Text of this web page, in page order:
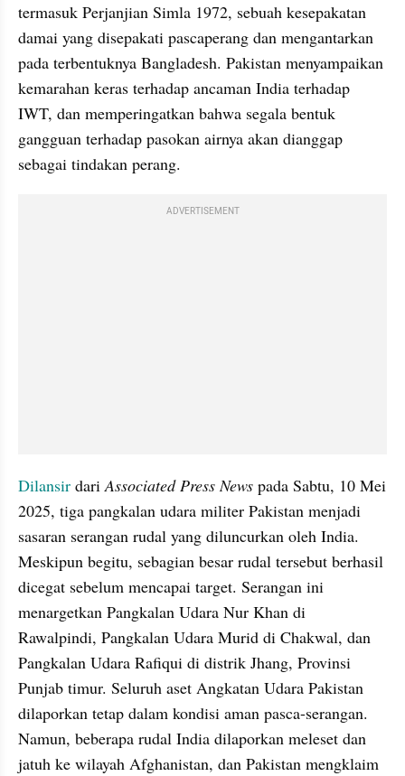
termasuk Perjanjian Simla 1972, sebuah kesepakatan
damai yang disepakati pascaperang dan mengantarkan
pada terbentuknya Bangladesh. Pakistan menyampaikan
kemarahan keras terhadap ancaman India terhadap
IWT, dan memperingatkan bahwa segala bentuk
gangguan terhadap pasokan airnya akan dianggap
sebagai tindakan perang.
ADVERTISEMENT
Dilansir dari Associated Press News pada Sabtu, 10 Mei
2025, tiga pangkalan udara militer Pakistan menjadi
sasaran serangan rudal yang diluncurkan oleh India.
Meskipun begitu, sebagian besar rudal tersebut berhasil
dicegat sebelum mencapai target. Serangan ini
menargetkan Pangkalan Udara Nur Khan di
Rawalpindi, Pangkalan Udara Murid di Chakwal, dan
Pangkalan Udara Rafiqui di distrik Jhang, Provinsi
Punjab timur. Seluruh aset Angkatan Udara Pakistan
dilaporkan tetap dalam kondisi aman pasca-serangan.
Namun, beberapa rudal India dilaporkan meleset dan
jatuh ke wilayah Afghanistan, dan Pakistan mengklaim